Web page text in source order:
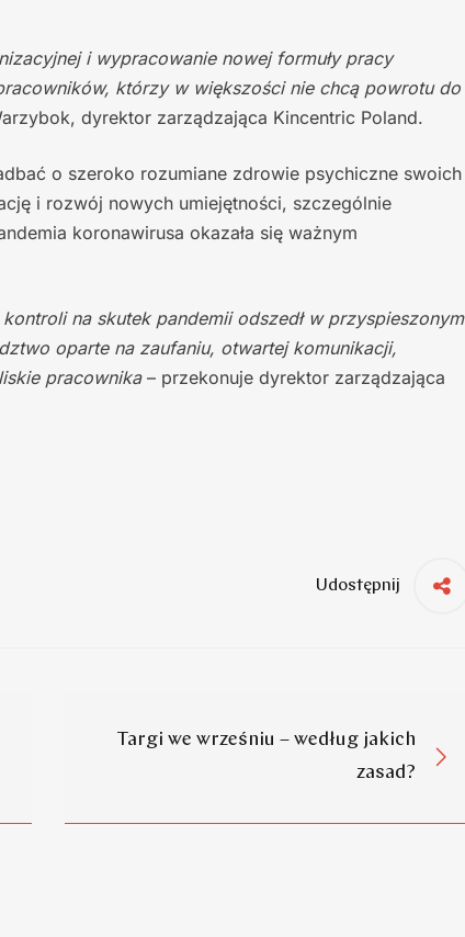
i wypracowanie nowej formuły pracy
którzy w większości nie chcą powrotu do
dyrektor zarządzająca Kincentric Poland.
o szeroko rozumiane zdrowie psychiczne swoich
i rozwój nowych umiejętności, szczególnie
koronawirusa okazała się ważnym
na skutek pandemii odszedł w przyspieszonym
oparte na zaufaniu, otwartej komunikacji,
pracownika– przekonuje dyrektor zarządzająca
Udostępnij
Targi we wrześniu – według jakich
zasad?